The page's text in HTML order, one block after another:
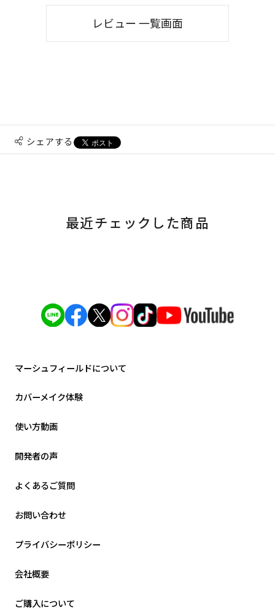
シェアする
最近チェックした商品
マーシュフィールドについて
カバーメイク体験
使い方動画
開発者の声
よくあるご質問
お問い合わせ
プライバシーポリシー
会社概要
ご購入について